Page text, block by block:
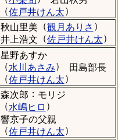
（佐戸井けん太）
秋山里美 （観月ありさ ）
井上浩文 （佐戸井けん太）
星野あすか
（水川あさみ）
田島部長
（佐戸井けん太）
森次郎 ： モリジ
（水嶋ヒロ ）
響京子の父親
（佐戸井けん太）